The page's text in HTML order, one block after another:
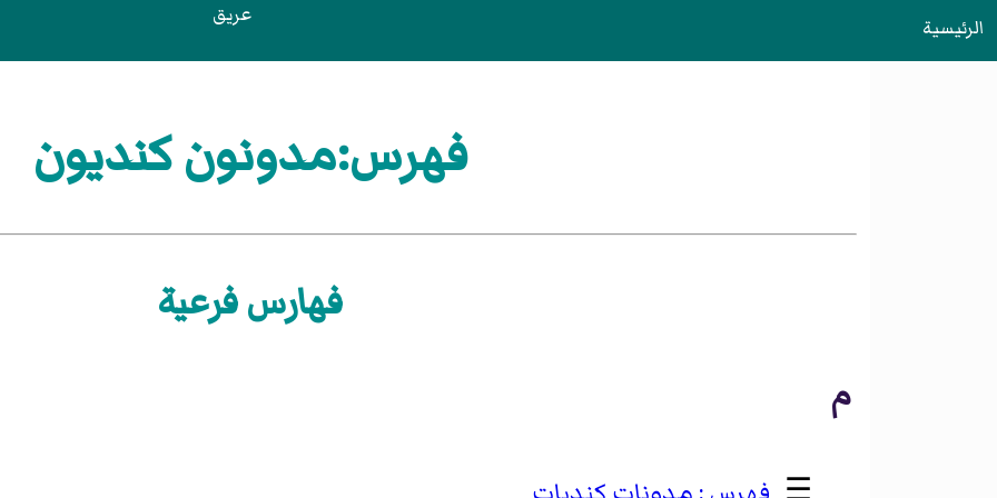
الرئيسية عريق
فهرس:مدونون كنديون
فهارس فرعية
م